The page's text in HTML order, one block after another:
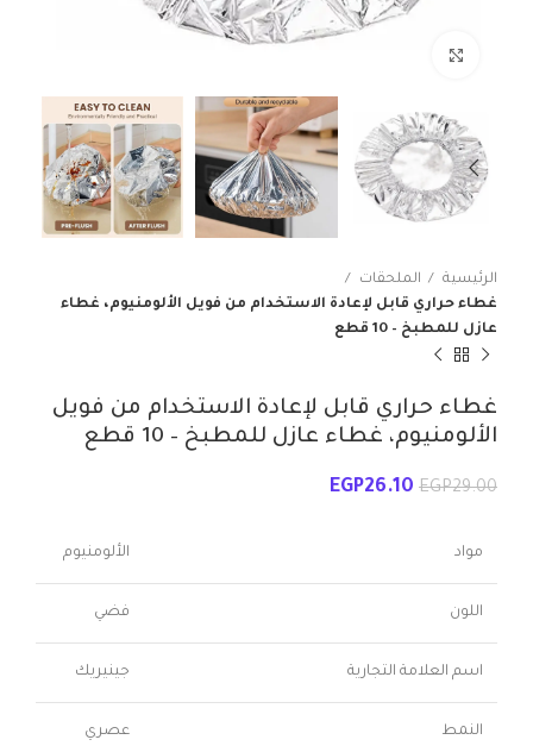
الرئيسية
الملحقات
غطاء حراري قابل لإعادة الاستخدام من فويل الألومنيوم، غطاء
عازل للمطبخ – 10 قطع
غطاء حراري قابل لإعادة الاستخدام من فويل
الألومنيوم، غطاء عازل للمطبخ – 10 قطع
EGP29.00
EGP26.10
مواد الألومنيوم
اللون فضي
اسم العلامة التجارية جينيريك
النمط عصري